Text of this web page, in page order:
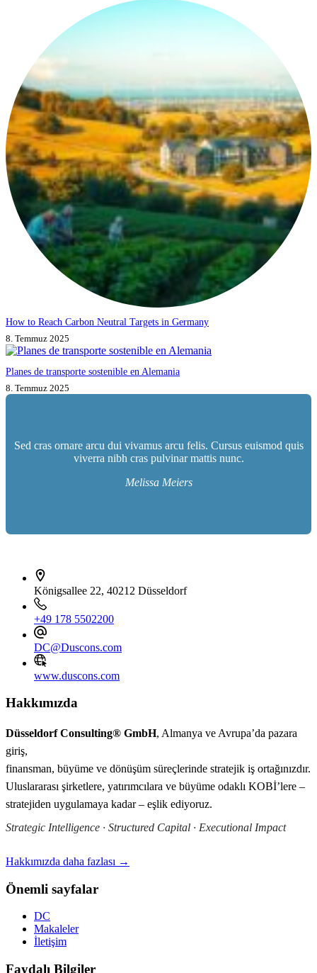
How to Reach Carbon Neutral Targets in Germany
8. Temmuz 2025
Planes de transporte sostenible en Alemania
8. Temmuz 2025
Sed cras ornare arcu dui vivamus arcu felis. Cursus euismod quis
viverra nibh cras pulvinar mattis nunc.
Melissa Meiers
Königsallee 22, 40212 Düsseldorf
+49 178 5502200
DC@Duscons.com
www.duscons.com
Hakkımızda
Düsseldorf Consulting® GmbH, Almanya ve Avrupa’da pazara
giriş,
finansman, büyüme ve dönüşüm süreçlerinde stratejik iş ortağınızdır.
Uluslararası şirketlere, yatırımcılara ve büyüme odaklı KOBİ’lere –
stratejiden uygulamaya kadar – eşlik ediyoruz.
Strategic Intelligence · Structured Capital · Executional Impact
Hakkımızda daha fazlası →
Önemli sayfalar
DC
Makaleler
İletişim
Faydalı Bilgiler